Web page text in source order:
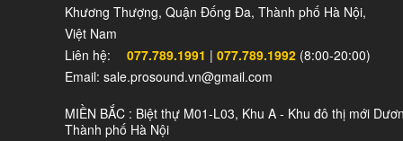
chuyên nghiệp gia đình JBL XS08 mang đến.
mọi người lại gần nhau, tạo ra một sự gắn kết đặc
Với loa karaoke hay JBL XS08, cảm xúc thăng
Hãy để JBL XS08 là người bạn đồng hành tận
Khương Thượng, Quận Đống Đa, Thành phố Hà Nội,
Việt Nam
Liên hệ:
077.789.1991 | 077.789.1992 (8:00-20:00)
Email: sale.prosound.vn@gmail.com
MIỀN BẮC : Biệt thự M01-L03, Khu A - Khu đô thị mới
Thành phố Hà Nội